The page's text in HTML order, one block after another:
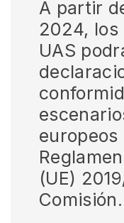
A partir
2024, los
UAS
(UE)
Comisión.